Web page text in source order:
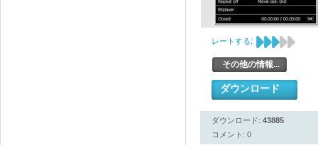
レートする:
その他の情報...
ダウンロード
ダウンロード: 43885
コメント: 0